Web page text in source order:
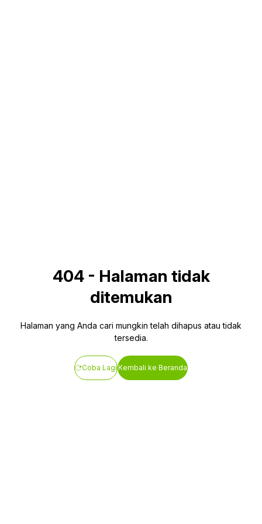
404- Halaman tidak
ditemukan
Halaman yang Anda cari mungkin telah dihapus atau tidak
tersedia.
Coba LagiKembali ke Beranda